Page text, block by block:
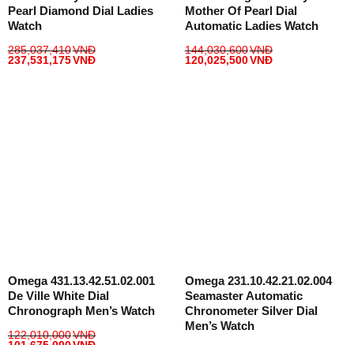
Pearl Diamond Dial Ladies
Watch
285,037,410VNĐ
237,531,175VNĐ
Mother Of Pearl Dial
Automatic Ladies Watch
144,030,600VNĐ
120,025,500VNĐ
Omega 431.13.42.51.02.001
De Ville White Dial
Chronograph Men’s Watch
122,010,000VNĐ
Omega 231.10.42.21.02.004
Seamaster Automatic
Chronometer Silver Dial
Men’s Watch